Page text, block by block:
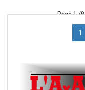
Page 1 /8
1